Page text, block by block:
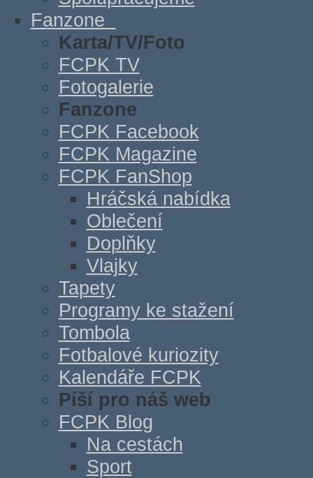
Fanzone
Karta/TV/Foto
FCPK TV
Fotogalerie
Fanzone
FCPK Facebook
FCPK Magazine
FCPK FanShop
Hráčská nabídka
Oblečení
Doplňky
Vlajky
Tapety
Programy ke stažení
Tombola
Fotbalové kuriozity
Kalendáře FCPK
Píší pro náš web
FCPK Blog
Na cestách
Sport